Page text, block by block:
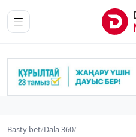
Basty bet/Dala 360/